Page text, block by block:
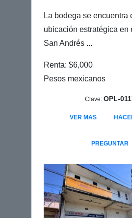
La bodega se encuentra
ubicación estratégica en
San Andrés ...
Renta: $6,000
Pesos mexicanos
Clave: OPL-
VER MAS
PREGUNTAR